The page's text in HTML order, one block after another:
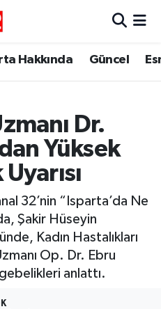
Hakkında Güncel
Dr.
Yüksek
32’nin “Isparta’da Ne
Şakir Hüseyin
Kadın Hastalıkları
Op. Dr. Ebru
anlattı.
Haritası
ve Fikstür